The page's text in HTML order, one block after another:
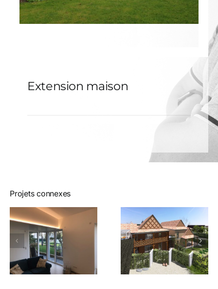
Extension maison
Projets connexes
Extension
maison
Extension
maison